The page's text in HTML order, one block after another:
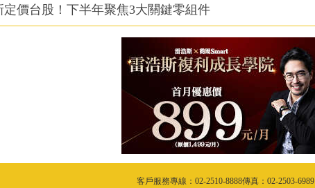
價台股！下半年聚焦3大關鍵零組件
客戶服務專線：02-2510-8888傳真：02-2503-6989